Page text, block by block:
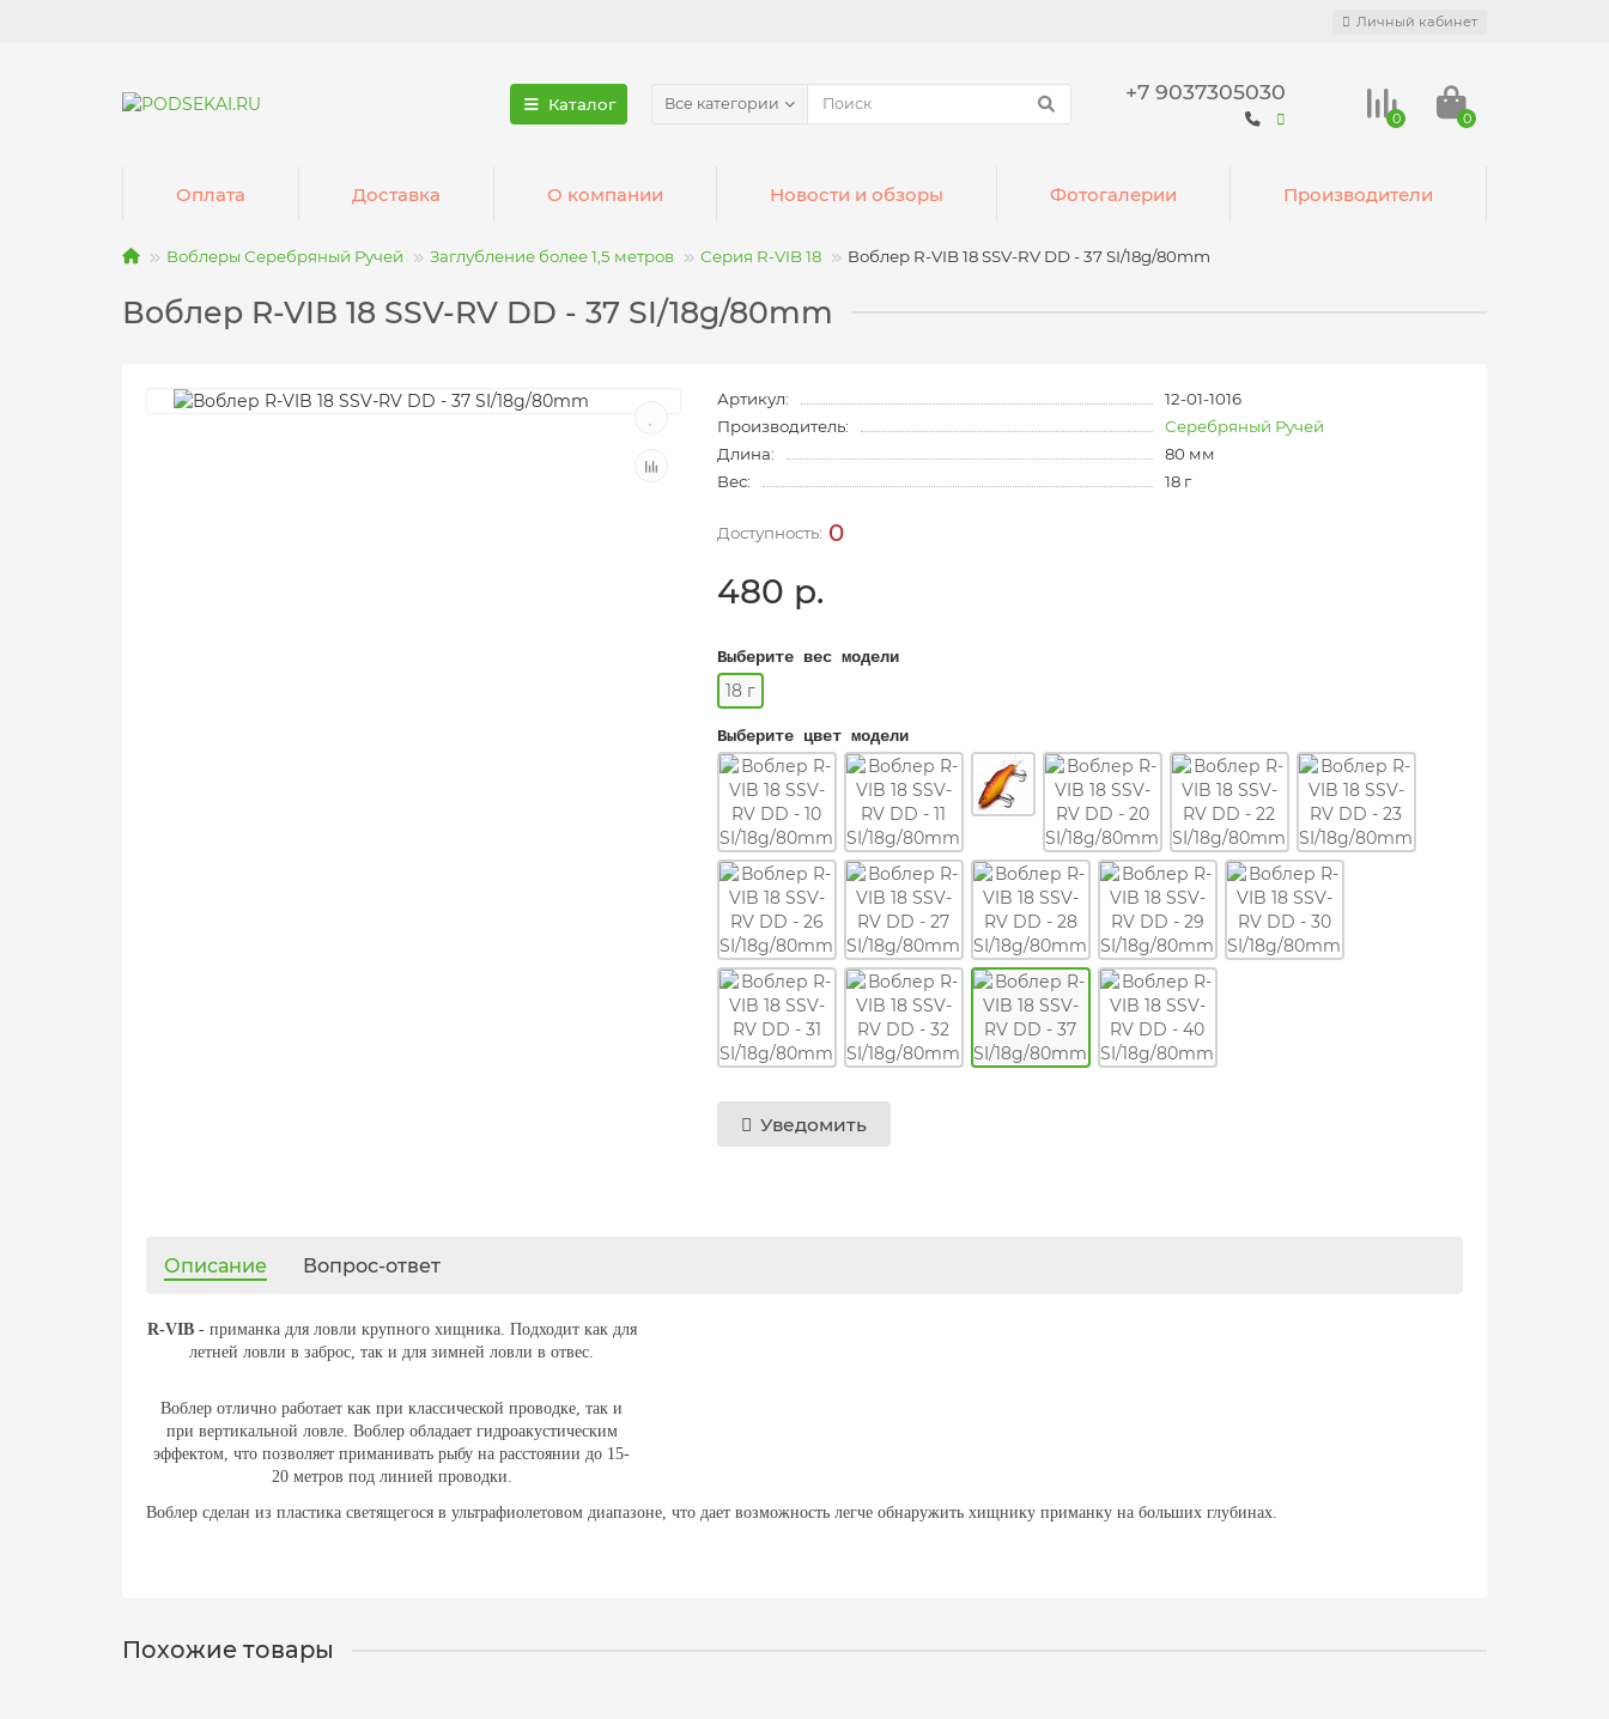
Личный кабинет
Каталог Все категории +7 9037305030
0 0
Оплата Доставка О компании Новости и обзоры Фотогалерии Производители
Воблеры Серебряный Ручей Заглубление более 1,5 метров Серия R-VIB 18 Воблер R-VIB 18 SSV-RV DD - 37 SI/18g/80mm
Воблер R-VIB 18 SSV-RV DD - 37 SI/18g/80mm
Артикул:
12-01-1016
Производитель:
Серебряный Ручей
Длина:
80 мм
Вес:
18 г
0
480 р.
Выберите вес модели
18 г
Выберите цвет модели
Уведомить
Описание Вопрос-ответ
R-VIB- приманка для ловли крупного хищника. Подходит как для
летней ловли в заброс, так и для зимней ловли в отвес.
Воблер отлично работает как при классической проводке, так и
при вертикальной ловле. Воблер обладает гидроакустическим
эффектом, что позволяет приманивать рыбу на расстоянии до 15-
20 метров под линией проводки.
Воблер сделан из пластика светящегося в ультрафиолетовом диапазоне, что дает возможность легче обнаружить хищнику приманку на больших глубинах.
Похожие товары